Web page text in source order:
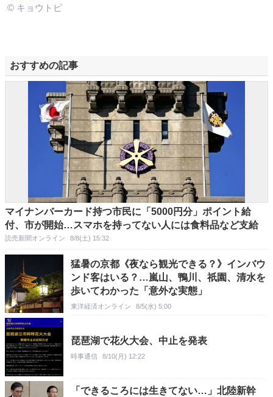
© キョウトピ
おすすめの記事
マイナンバーカード持つ市民に「5000円分」ポイント給
付、市が開始…スマホを持ってない人には食料品など支給
読売新聞オンライン 8/8(土) 15:32
猛暑の京都《夜なら観光できる？》インバウ
ンド客はいる？…嵐山、鴨川、祇園、清水を
歩いてわかった「意外な実態」
東洋経済オンライン 8/5(水) 5:00
琵琶湖で花火大会、中止を発表
時事通信 8/10(月) 12:22
「できるころには生きてない…」北陸新幹